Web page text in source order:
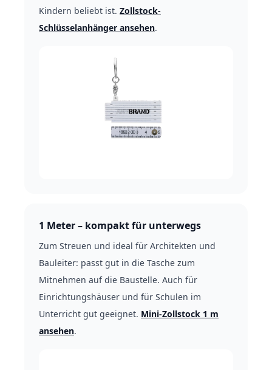
Kindern beliebt ist. Zollstock-
Schlüsselanhänger ansehen.
1 Meter – kompakt für unterwegs
Zum Streuen und ideal für Architekten und
Bauleiter: passt gut in die Tasche zum
Mitnehmen auf die Baustelle. Auch für
Einrichtungshäuser und für Schulen im
Unterricht gut geeignet. Mini-Zollstock 1 m
ansehen.